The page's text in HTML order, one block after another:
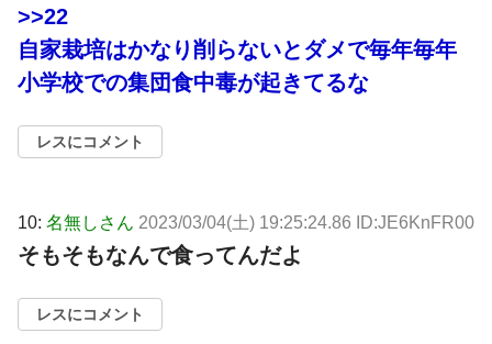
>>22
自家栽培はかなり削らないとダメで毎年毎年
小学校での集団食中毒が起きてるな
レスにコメント
10: 名無しさん 2023/03/04(土) 19:25:24.86 ID:JE6KnFR00
そもそもなんで食ってんだよ
レスにコメント